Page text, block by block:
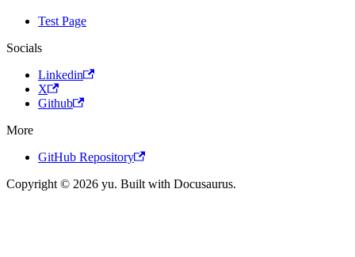
Test Page
Socials
Linkedin
X
Github
More
GitHub Repository
Copyright © 2026 yu. Built with Docusaurus.